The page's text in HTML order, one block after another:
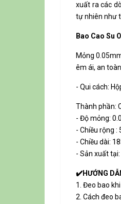
xuất ra các
tự nhiên như
Bao Cao Su
Mỏng
êm ái, an
- Qui cách:
Thành phần:
- Độ mỏng:
- Chiều rộng :
- Chiều dài:
- Sản xuất tại:
✔️HƯỚNG
1. Đeo bao
2. Cách đeo